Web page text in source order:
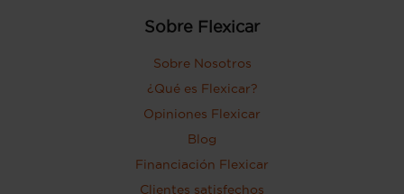
Sobre Flexicar
Sobre Nosotros
¿Qué es Flexicar?
Opiniones Flexicar
Blog
Financiación Flexicar
Clientes satisfechos